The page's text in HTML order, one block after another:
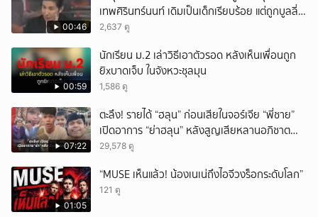
00:46
เทพศิรินทร์นนท์ เดิมเป็นเด็กเรียบร้อย แต่ถูกบูลลี่
หนัก คาดแรงกดดันสะสมกลายเป็นแรงแค้น จนก่อ
2,637 ดู
00:59
นักเรียน ม.2 เล่าวิธีเอาตัวรอด หลังเห็นเพื่อนถูก
ยิxบาดเจ็บ ในจังหวะชุลมุน
1,586 ดู
07:22
ตะลึง! รายได้ “ฮลุน” ก่อนเสียในจอร์เจีย “พี่ชาย”
เปิดอาการ “ย่าฮลุน” หลังสูญเสียหลานอภิชาต
บุตร!
29,578 ดู
01:05
“MUSE เห็นแล้ว! น้องเนเน่ถึงไอจีวงร็อกระดับโลก”
121 ดู